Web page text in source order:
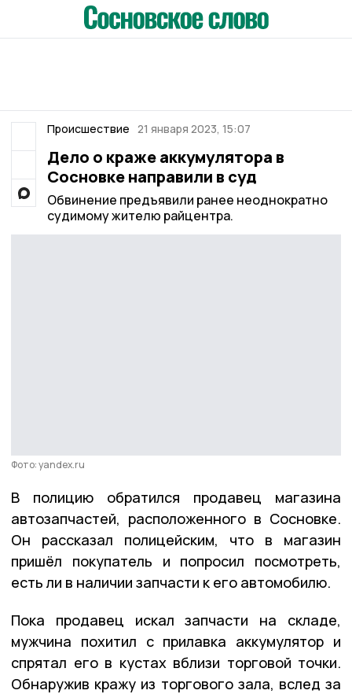
Происшествие 21 января 2023, 15:07
Дело о краже аккумулятора в
Сосновке направили в суд
Обвинение предъявили ранее неоднократно
судимому жителю райцентра.
Фото: yandeх.ru
В полицию обратился продавец магазина
автозапчастей, расположенного в Сосновке.
Он рассказал полицейским, что в магазин
пришёл покупатель и попросил посмотреть,
есть ли в наличии запчасти к его автомобилю.
Пока продавец искал запчасти на складе,
мужчина похитил с прилавка аккумулятор и
спрятал его в кустах вблизи торговой точки.
Обнаружив кражу из торгового зала, вслед за